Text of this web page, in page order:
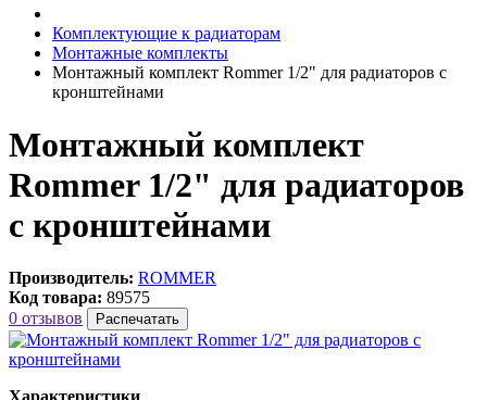
Комплектующие к радиаторам
Монтажные комплекты
Монтажный комплект Rommer 1/2" для радиаторов с
кронштейнами
Монтажный комплект
Rommer 1/2" для радиаторов
с кронштейнами
Производитель: ROMMER
Код товара: 89575
0 отзывов
Распечатать